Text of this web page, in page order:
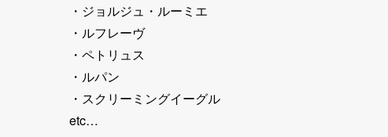
・ジョルジュ・ルーミエ
・ルフレーヴ
・ペトリュス
・ルパン
・スクリーミングイーグル
etc…